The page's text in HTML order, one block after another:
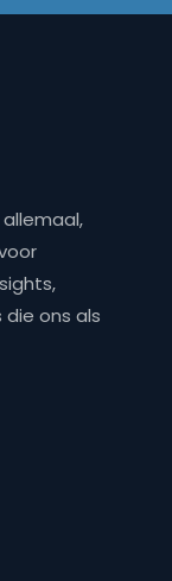
ons als